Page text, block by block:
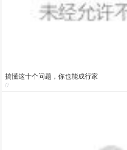
搞懂这十个问题，你也能成行家
0